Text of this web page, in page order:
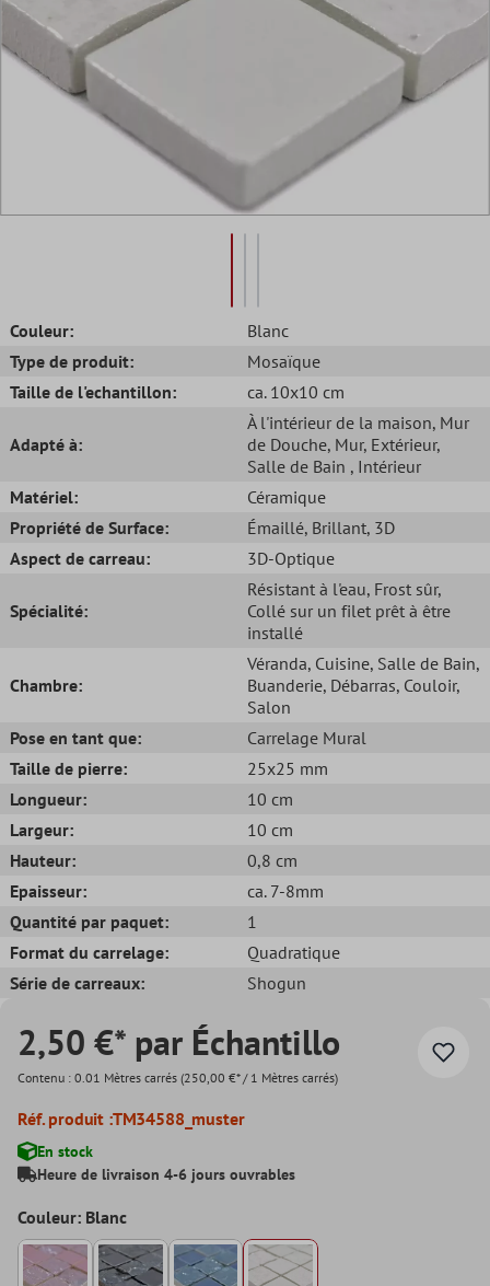
Couleur:
Blanc
Type de produit:
Mosaïque
Taille de l'echantillon:
ca. 10x10 cm
Adapté à:
À l'intérieur de la maison, Mur
de Douche, Mur, Extérieur,
Salle de Bain , Intérieur
Matériel:
Céramique
Propriété de Surface:
Émaillé, Brillant, 3D
Aspect de carreau:
3D-Optique
Spécialité:
Résistant à l'eau, Frost sûr,
Collé sur un filet prêt à être
installé
Chambre:
Véranda, Cuisine, Salle de Bain,
Buanderie, Débarras, Couloir,
Salon
Pose en tant que:
Carrelage Mural
Taille de pierre:
25x25 mm
Longueur:
10 cm
Largeur:
10 cm
Hauteur:
0,8 cm
Epaisseur:
ca. 7-8mm
Quantité par paquet:
1
Format du carrelage:
Quadratique
Série de carreaux:
Shogun
2,50 €* par Échantillo
Contenu : 0.01 Mètres carrés (250,00 €* / 1 Mètres carrés)
Réf. produit :TM34588_muster
En stock
Heure de livraison 4-6 jours ouvrables
Couleur: Blanc